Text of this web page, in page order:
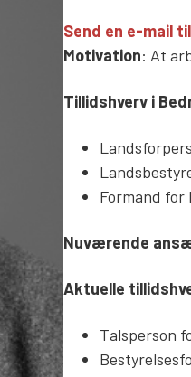
Send en e-mail
Motivation: At
Tillidshverv i
Formand for
Nuværende
Aktuelle
Talsperson